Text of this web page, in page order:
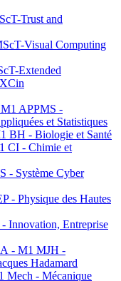
Trust and
Visual Computing
Extended
APPMS -
et Statistiques
BH - Biologie et Santé
CI - Chimie et
- Système Cyber
- Physique des Hautes
Innovation, Entreprise
- M1 MJH -
Hadamard
- Mécanique